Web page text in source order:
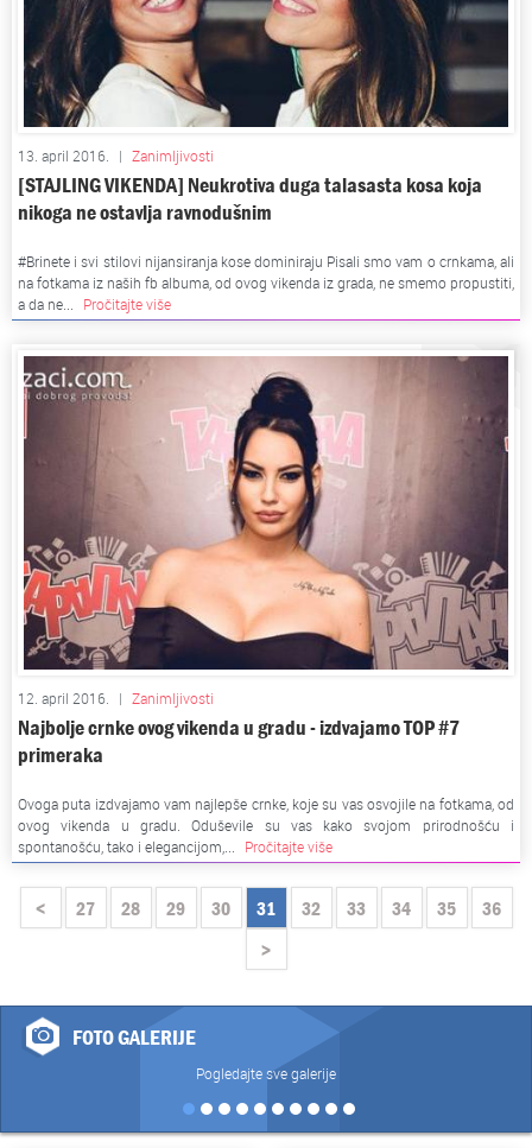
13. april 2016. | Zanimljivosti
[STAJLING VIKENDA] Neukrotiva duga talasasta kosa koja
nikoga ne ostavlja ravnodušnim
#Brinete i svi stilovi nijansiranja kose dominiraju Pisali smo vam o crnkama, ali
na fotkama iz naših fb albuma, od ovog vikenda iz grada, ne smemo propustiti,
a da ne...
Pročitajte više
12. april 2016. | Zanimljivosti
Najbolje crnke ovog vikenda u gradu - izdvajamo TOP #7
primeraka
Ovoga puta izdvajamo vam najlepše crnke, koje su vas osvojile na fotkama, od
ovog vikenda u gradu. Oduševile su vas kako svojom prirodnošću i
spontanošću, tako i elegancijom,...
Pročitajte više
< 27 28 29 30 31 32 33 34 35
36
>
FOTO GALERIJE
Pogledajte sve galerije